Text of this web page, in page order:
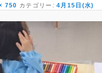
750 カテゴリー:4月15日(水)